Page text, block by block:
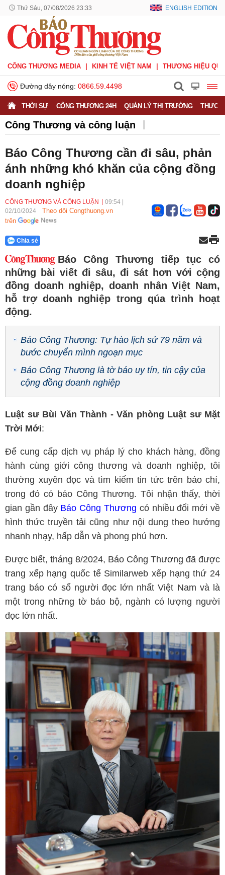
Thứ Sáu, 07/08/2026 23:33 ENGLISH EDITION
CÔNG THƯƠNG MEDIA KINH TẾ VIỆT NAM THƯƠNG HIỆU
Đường dây nóng: 0866.59.4498
THỜI SỰ CÔNG THƯƠNG 24H QUẢN LÝ THỊ TRƯỜNG
Công Thương và công luận
Ý kiến Người tốt - Việc tốt Phỏng vấn - Đối thoại
Báo Công Thương cần đi sâu, phản
ánh những khó khăn của cộng đồng
doanh nghiệp
CÔNG THƯƠNG VÀ CÔNG LUẬN 09:54
02/10/2024
Theo dõi Congthuong.vn
trên
Chia sẻ
Báo Công Thương tiếp tục có
những bài viết đi sâu, đi sát hơn với cộng
đồng doanh nghiệp, doanh nhân Việt Nam,
hỗ trợ doanh nghiệp trong qúa trình hoạt
động.
Báo Công Thương: Tự hào lịch sử 79 năm và
bước chuyển mình ngoạn mục
Báo Công Thương là tờ báo uy tín, tin cậy của
cộng đồng doanh nghiệp
Luật sư Bùi Văn Thành - Văn phòng Luật sư Mặt
Trời Mới:
Để cung cấp dịch vụ pháp lý cho khách hàng, đồng
hành cùng giới công thương và doanh nghiệp, tôi
thường xuyên đọc và tìm kiếm tin tức trên báo chí,
trong đó có báo Công Thương. Tôi nhận thấy, thời
gian gần đây Báo Công Thương có nhiều đổi mới về
hình thức truyền tải cũng như nội dung theo hướng
nhanh nhạy, hấp dẫn và phong phú hơn.
Được biết, tháng 8/2024, Báo Công Thương đã được
trang xếp hạng quốc tế Similarweb xếp hạng thứ 24
trang báo có số người đọc lớn nhất Việt Nam và là
một trong những tờ báo bộ, ngành có lượng người
đọc lớn nhất.